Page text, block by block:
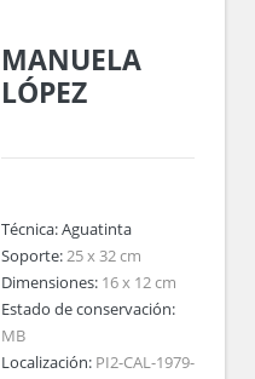
MANUELA
LÓPEZ
Técnica:Aguatinta
Soporte:25 x 32 cm
Dimensiones: 16 x 12 cm
Estado de conservación:
MB
Localización: PI2-CAL-1979-